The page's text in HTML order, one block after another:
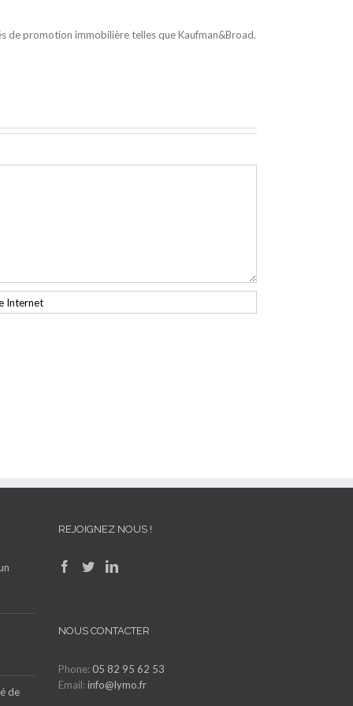
de promotion immobilière telles que Kaufman&Broad.
de
REJOIGNEZ NOUS !
NOUS CONTACTER
Phone: 05 82 95 62 53
Email:info@lymo.fr